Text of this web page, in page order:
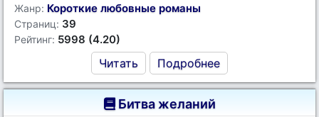
Жанр: Короткие любовные романы
Страниц: 39
Рейтинг: 5998 (4.20)
Читать Подробнее
Битва желаний